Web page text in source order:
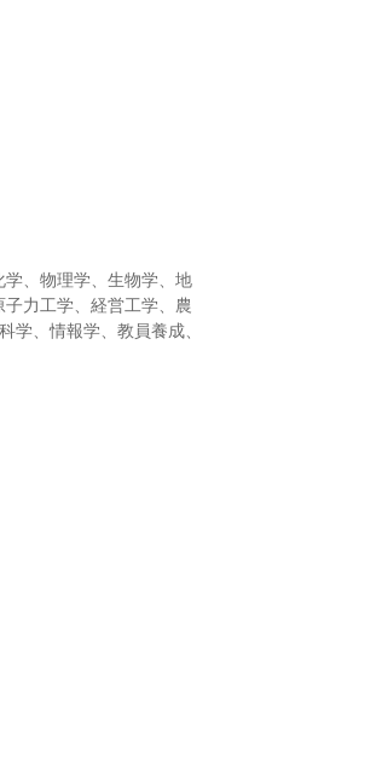
、物理学、生物学、地
力工学、経営工学、農
学、情報学、教員養成、